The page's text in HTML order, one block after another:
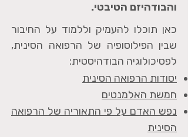
והבודהיזם הטיבטי.
כאן תוכלו להעמיק וללמוד על החיבור
שבין הפילוסופיה של הרפואה הסינית,
לפסיכולוגיה הבודהיסטית​:
יסודות הרפואה הסינית
חמשת האלמנטים
נפש האדם על פי התאוריה של הרפואה
הסינית